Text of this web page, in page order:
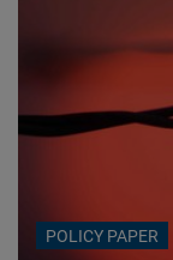
POLICY PAPER